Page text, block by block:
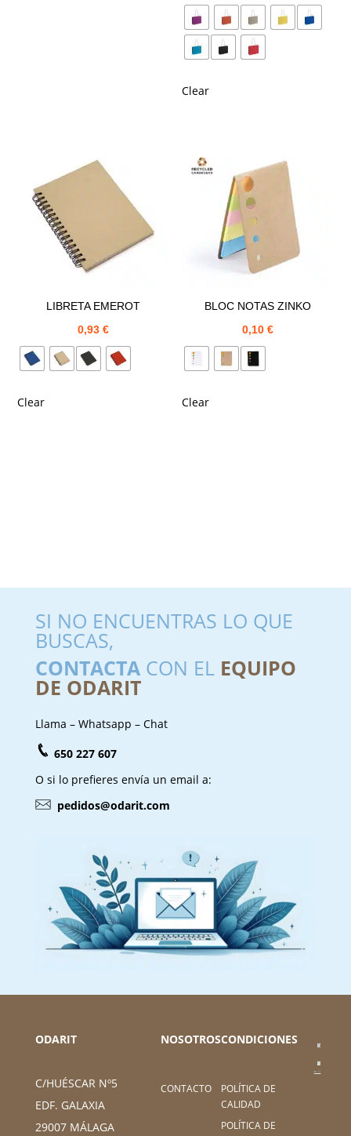
Clear
LIBRETA EMEROT
0,93€
Clear
BLOC NOTAS ZINKO
0,10 €
Clear
SI NO ENCUENTRAS LO QUE
BUSCAS,
CONTACTACON EL EQUIPO
DE ODARIT
Llama – Whatsapp – Chat
650 227 607
O si lo prefieres envía un email a:
pedidos@odarit.com
ODARIT
C/HUÉSCAR Nº5
EDF. GALAXIA
29007 MÁLAGA
NOSOTROS
CONTACTO
CONDICIONES
POLÍTICA DE
CALIDAD
POLÍTICA DE